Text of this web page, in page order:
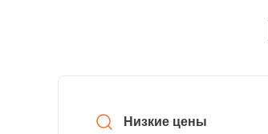
Низкие цены